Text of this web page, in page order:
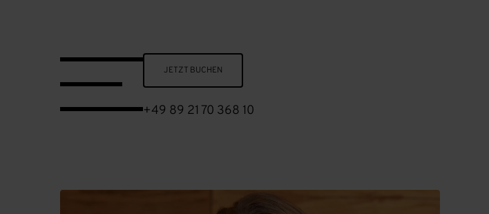
JETZT BUCHEN
+49 89 21 70 368 10